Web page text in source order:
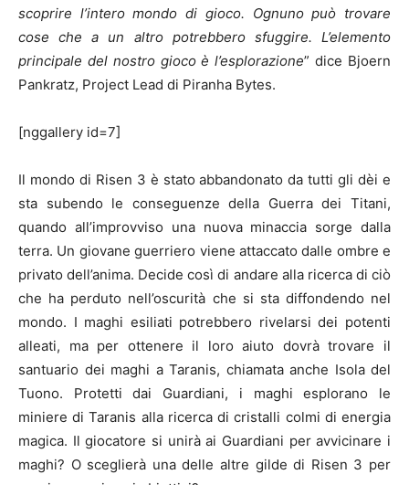
scoprire l’intero mondo di gioco. Ognuno può trovare
cose che a un altro potrebbero sfuggire. L’elemento
principale del nostro gioco è l’esplorazione” dice Bjoern
Pankratz, Project Lead di Piranha Bytes.
[nggallery id=7]
Il mondo di Risen 3 è stato abbandonato da tutti gli dèi e
sta subendo le conseguenze della Guerra dei Titani,
quando all’improvviso una nuova minaccia sorge dalla
terra. Un giovane guerriero viene attaccato dalle ombre e
privato dell’anima. Decide così di andare alla ricerca di ciò
che ha perduto nell’oscurità che si sta diffondendo nel
mondo. I maghi esiliati potrebbero rivelarsi dei potenti
alleati, ma per ottenere il loro aiuto dovrà trovare il
santuario dei maghi a Taranis, chiamata anche Isola del
Tuono. Protetti dai Guardiani, i maghi esplorano le
miniere di Taranis alla ricerca di cristalli colmi di energia
magica. Il giocatore si unirà ai Guardiani per avvicinare i
maghi? O sceglierà una delle altre gilde di Risen 3 per